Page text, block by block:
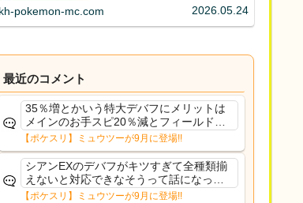
kh-pokemon-mc.com 2026.05.24
最近のコメント
35％増とかいう特大デバフにメリットは
メインのお手スピ20％減とフィールド効
果のみフェアリーノーマルとか引いたら
まともに料理も作れないし終わり控えめ
に言ってカス
【ポケスリ】ミュウツーが9月に登場!!
シアンEXのデバフがキツすぎて全種類揃
えないと対応できなそうって話になって
るわ
【ポケスリ】ミュウツーが9月に登場!!